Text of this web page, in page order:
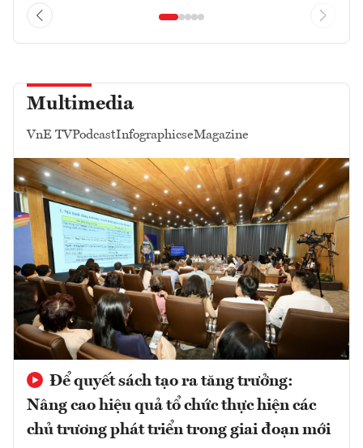
Multimedia
VnE TVPodcastInfographicseMagazine
Để quyết sách tạo ra tăng trưởng:
Nâng cao hiệu quả tổ chức thực hiện các
chủ trương phát triển trong giai đoạn mới